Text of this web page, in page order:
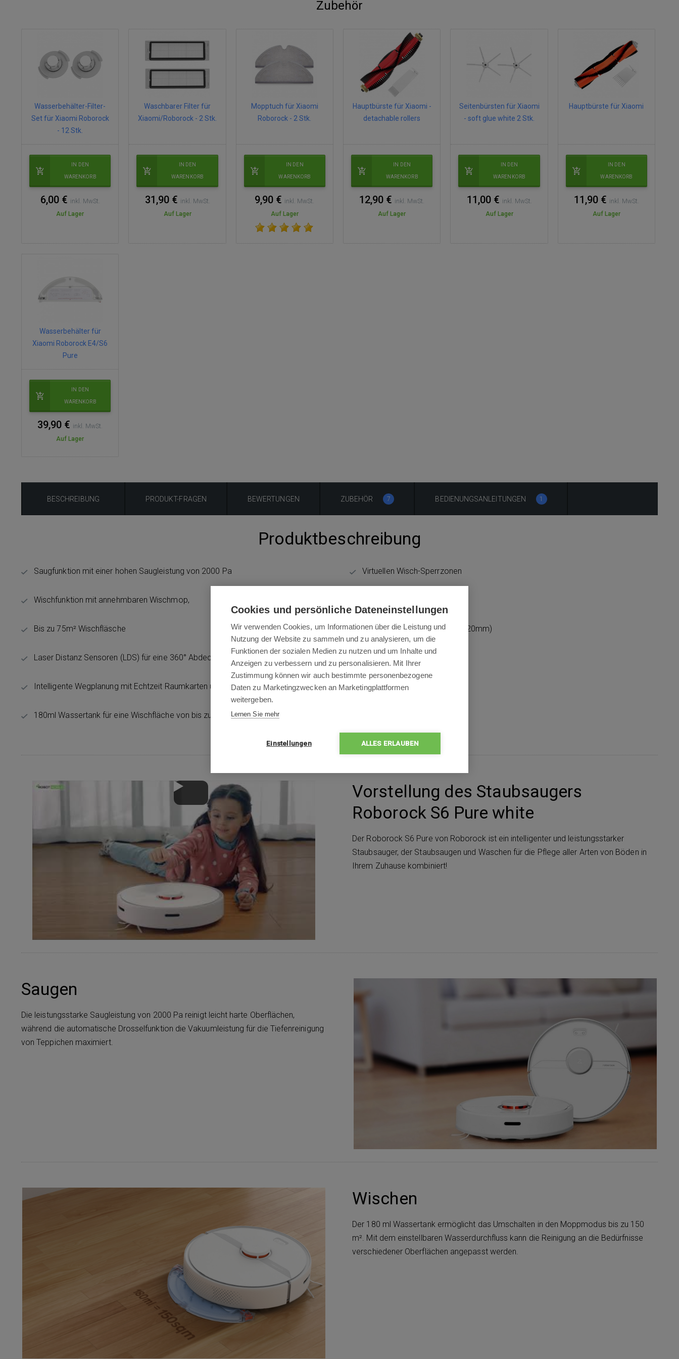
Zubehör
Wasserbehälter-Filter-
Set für Xiaomi Roborock
- 12 Stk.
IN DEN
WARENKORB
6,00 € inkl. MwSt.
Auf Lager
Waschbarer Filter für
Xiaomi/Roborock - 2 Stk.
IN DEN
WARENKORB
31,90 € inkl. MwSt.
Auf Lager
Mopptuch für Xiaomi
Roborock - 2 Stk.
IN DEN
WARENKORB
9,90 € inkl. MwSt.
Auf Lager
Hauptbürste für Xiaomi -
detachable rollers
IN DEN
WARENKORB
12,90 € inkl. MwSt.
Auf Lager
Seitenbürsten für Xiaomi
- soft glue white 2 Stk.
IN DEN
WARENKORB
11,00 € inkl. MwSt.
Auf Lager
Hauptbürste für Xiaomi
IN DEN
WARENKORB
11,90 € inkl. MwSt.
Auf Lager
Wasserbehälter für
Xiaomi Roborock E4/S6
Pure
IN DEN
WARENKORB
39,90 € inkl. MwSt.
Auf Lager
BESCHREIBUNG PRODUKT-FRAGEN BEWERTUNGEN ZUBEHÖR 7 BEDIENUNGSANLEITUNGEN 1
Produktbeschreibung
Saugfunktion mit einer hohen Saugleistung von 2000 Pa
Wischfunktion mit annehmbaren Wischmop,
Bis zu 75m² Wischfläsche
Laser Distanz Sensoren (LDS) für eine 360° Abdeckung
Intelligente Wegplanung mit Echtzeit Raumkarten und Einzelraumplanung mit
180ml Wassertank für eine Wischfläche von bis zu 75m²
Virtuellen Wisch-Sperrzonen
Hindernisüberwindung (bis zu 20mm)
Sprachsteuerung
Vorstellung des Staubsaugers
Roborock S6 Pure white
Der Roborock S6 Pure von Roborock ist ein intelligenter und leistungsstarker
Staubsauger, der Staubsaugen und Waschen für die Pflege aller Arten von Böden in
Ihrem Zuhause kombiniert!
Saugen
Die leistungsstarke Saugleistung von 2000 Pa reinigt leicht harte Oberflächen,
während die automatische Drosselfunktion die Vakuumleistung für die Tiefenreinigung
von Teppichen maximiert.
Wischen
Der 180 ml Wassertank ermöglicht das Umschalten in den Moppmodus bis zu 150
m². Mit dem einstellbaren Wasserdurchfluss kann die Reinigung an die Bedürfnisse
verschiedener Oberflächen angepasst werden.
Cookies und persönliche Dateneinstellungen
Wir verwenden Cookies, um Informationen über die Leistung und
Nutzung der Website zu sammeln und zu analysieren, um die
Funktionen der sozialen Medien zu nutzen und um Inhalte und
Anzeigen zu verbessern und zu personalisieren. Mit Ihrer
Zustimmung können wir auch bestimmte personenbezogene
Daten zu Marketingzwecken an Marketingplattformen
weitergeben.
Lernen Sie mehr
Einstellungen ALLES ERLAUBEN